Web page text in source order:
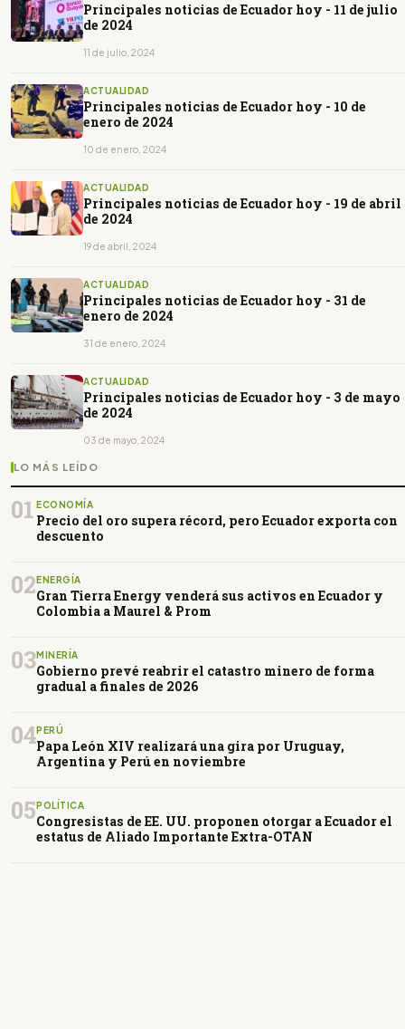
Principales noticias de Ecuador hoy - 11 de julio
de 2024
11 de julio, 2024
ACTUALIDAD
Principales noticias de Ecuador hoy - 10 de
enero de 2024
10 de enero, 2024
ACTUALIDAD
Principales noticias de Ecuador hoy - 19 de abril
de 2024
19 de abril, 2024
ACTUALIDAD
Principales noticias de Ecuador hoy - 31 de
enero de 2024
31 de enero, 2024
ACTUALIDAD
Principales noticias de Ecuador hoy - 3 de mayo
de 2024
03 de mayo, 2024
LO MÁS LEÍDO
01 ECONOMÍA
Precio del oro supera récord, pero Ecuador exporta con
descuento
02ENERGÍA
Gran Tierra Energy venderá sus activos en Ecuador y
Colombia a Maurel & Prom
03MINERÍA
Gobierno prevé reabrir el catastro minero de forma
gradual a finales de 2026
04PERÚ
Papa León XIV realizará una gira por Uruguay,
Argentina y Perú en noviembre
05POLÍTICA
Congresistas de EE. UU. proponen otorgar a Ecuador el
estatus de Aliado Importante Extra-OTAN